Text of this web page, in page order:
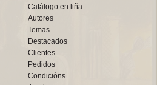
Catálogo en liña
Autores
Temas
Destacados
Clientes
Pedidos
Condicións